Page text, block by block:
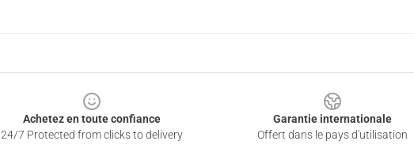
Achetez en toute confiance
24/7 Protected from clicks to delivery
Garantie internationale
Offert dans le pays d'utilisation